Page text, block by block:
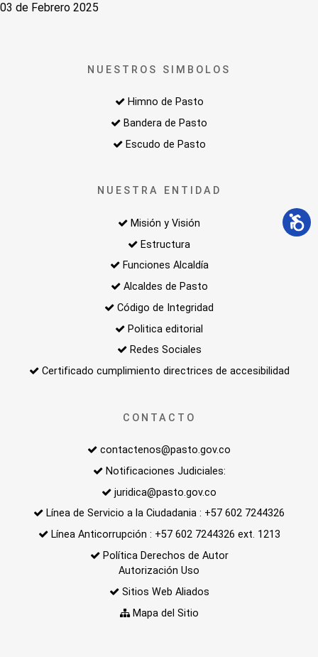
03 de Febrero 2025
NUESTROS SIMBOLOS
Himno de Pasto
Bandera de Pasto
Escudo de Pasto
NUESTRA ENTIDAD
Misión y Visión
Estructura
Funciones Alcaldía
Alcaldes de Pasto
Código de Integridad
Politica editorial
Redes Sociales
Certificado cumplimiento directrices de accesibilidad
CONTACTO
contactenos@pasto.gov.co
Notificaciones Judiciales:
juridica@pasto.gov.co
Línea de Servicio a la Ciudadania : +57 602 7244326
Línea Anticorrupción : +57 602 7244326 ext. 1213
Política Derechos de Autor
Autorización Uso
Sitios Web Aliados
Mapa del Sitio